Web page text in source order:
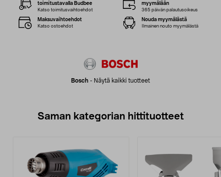
Bosch - Näytä kaikki tuotteet
toimitustavalla Budbee
Katso toimitusvaihtoehdot
myymälään
365 päivän palautusoikeus
Maksuvaihtoehdot
Katso ostoehdot
Nouda myymälästä
Ilmainen nouto myymälästä
Saman kategorian hittituotteet